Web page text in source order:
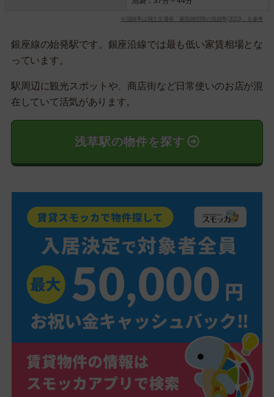
※混雑率は国土交通省「最混雑区間の混雑率(2022)」を参考
銀座線の始発駅です。銀座沿線では最も低い家賃相場とな
っています。
駅周辺に観光スポットや、商店街など日常使いのお店が混
在していて活気があります。
浅草駅の物件を探す